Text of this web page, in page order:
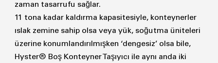
zaman tasarrufu sağlar.
11 tona kadar kaldırma kapasitesiyle, konteynerler
ıslak zemine sahip olsa veya yük, soğutma üniteleri
üzerine konumlandırılmışken ‘dengesiz’ olsa bile,
Hyster® Boş Konteyner Taşıyıcı ile aynı anda iki